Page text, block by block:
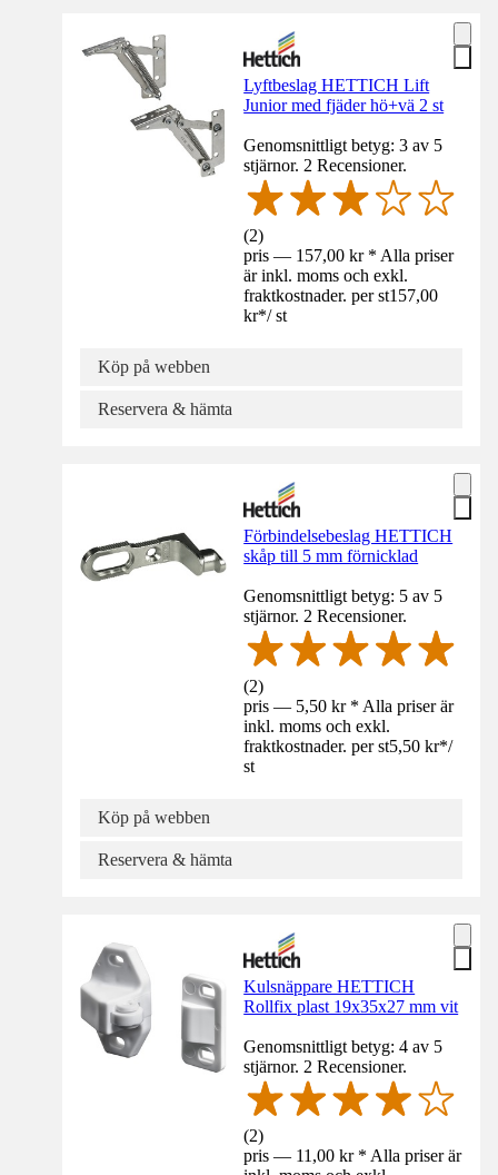
Lyftbeslag HETTICH Lift
Junior med fjäder hö+vä 2 st
Genomsnittligt betyg: 3 av 5
stjärnor. 2 Recensioner.
(2)
pris — 157,00 kr * Alla priser
är inkl. moms och exkl.
fraktkostnader. per st157,00
kr*/ st
Köp på webben
Reservera & hämta
Förbindelsebeslag HETTICH
skåp till 5 mm förnicklad
Genomsnittligt betyg: 5 av 5
stjärnor. 2 Recensioner.
(2)
pris — 5,50 kr * Alla priser är
inkl. moms och exkl.
fraktkostnader. per st5,50 kr*/
st
Köp på webben
Reservera & hämta
Kulsnäppare HETTICH
Rollfix plast 19x35x27 mm vit
Genomsnittligt betyg: 4 av 5
stjärnor. 2 Recensioner.
(2)
pris — 11,00 kr * Alla priser är